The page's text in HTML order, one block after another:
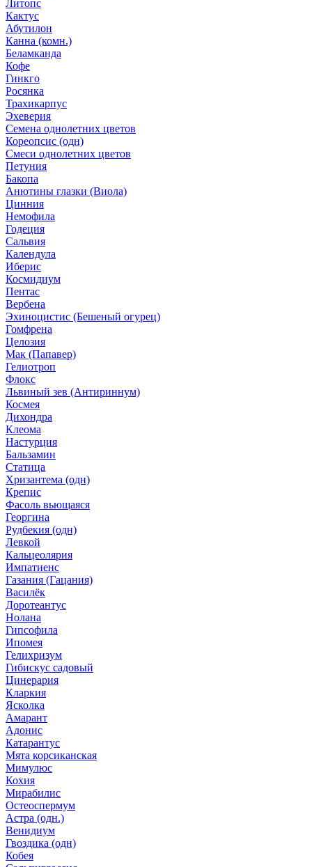
Литопс
Кактус
Абутилон
Канна (комн.)
Беламканда
Кофе
Гинкго
Росянка
Трахикарпус
Эхеверия
Семена однолетних цветов
Кореопсис (одн)
Смеси однолетних цветов
Петуния
Бакопа
Анютины глазки (Виола)
Цинния
Немофила
Годеция
Сальвия
Календула
Иберис
Космидиум
Пентас
Вербена
Эхиноцистис (Бешеный огурец)
Гомфрена
Целозия
Мак (Папавер)
Гелиотроп
Флокс
Львиный зев (Антириннум)
Космея
Дихондра
Клеома
Настурция
Бальзамин
Статица
Хризантема (одн)
Крепис
Фасоль вьющаяся
Георгина
Рудбекия (одн)
Левкой
Кальцеолярия
Импатиенс
Газания (Гацания)
Василёк
Доротеантус
Нолана
Гипсофила
Ипомея
Гелихризум
Гибискус садовый
Цинерария
Кларкия
Ясколка
Амарант
Адонис
Катарантус
Мята корсиканская
Мимулюс
Кохия
Мирабилис
Остеоспермум
Астра (одн.)
Венидиум
Гвоздика (одн)
Кобея